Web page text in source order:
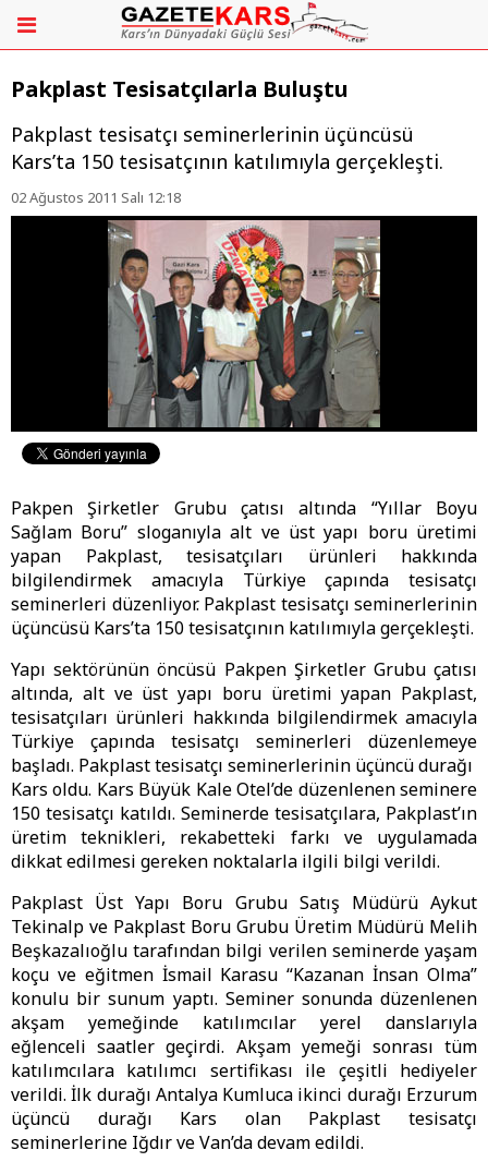
Pakplast Tesisatçılarla Buluştu
Pakplast tesisatçı seminerlerinin üçüncüsü
Kars’ta 150 tesisatçının katılımıyla gerçekleşti.
02 Ağustos 2011 Salı 12:18
Pakpen Şirketler Grubu çatısı altında “Yıllar Boyu
Sağlam Boru” sloganıyla alt ve üst yapı boru üretimi
yapan Pakplast, tesisatçıları ürünleri hakkında
bilgilendirmek amacıyla Türkiye çapında tesisatçı
seminerleri düzenliyor. Pakplast tesisatçı seminerlerinin
üçüncüsü Kars’ta 150 tesisatçının katılımıyla gerçekleşti.
Yapı sektörünün öncüsü Pakpen Şirketler Grubu çatısı
altında, alt ve üst yapı boru üretimi yapan Pakplast,
tesisatçıları ürünleri hakkında bilgilendirmek amacıyla
Türkiye çapında tesisatçı seminerleri düzenlemeye
başladı. Pakplast tesisatçı seminerlerinin üçüncü durağı
Kars oldu. Kars Büyük Kale Otel’de düzenlenen seminere
150 tesisatçı katıldı. Seminerde tesisatçılara, Pakplast’ın
üretim teknikleri, rekabetteki farkı ve uygulamada
dikkat edilmesi gereken noktalarla ilgili bilgi verildi.
Pakplast Üst Yapı Boru Grubu Satış Müdürü Aykut
Tekinalp ve Pakplast Boru Grubu Üretim Müdürü Melih
Beşkazalıoğlu tarafından bilgi verilen seminerde yaşam
koçu ve eğitmen İsmail Karasu “Kazanan İnsan Olma”
konulu bir sunum yaptı. Seminer sonunda düzenlenen
akşam yemeğinde katılımcılar yerel danslarıyla
eğlenceli saatler geçirdi. Akşam yemeği sonrası tüm
katılımcılara katılımcı sertifikası ile çeşitli hediyeler
verildi. İlk durağı Antalya Kumluca ikinci durağı Erzurum
üçüncü durağı Kars olan Pakplast tesisatçı
seminerlerine Iğdır ve Van’da devam edildi.